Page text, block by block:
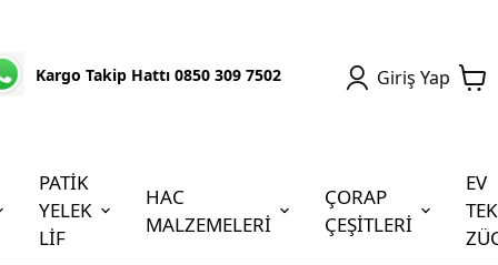
Kargo Takip Hattı 0850 309 7502 Giriş Yap
PATİK
YELEK
LİF
HAC
MALZEMELERİ
ÇORAP
ÇEŞİTLERİ
EV